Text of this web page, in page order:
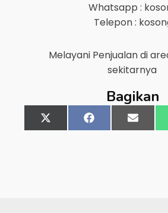
Whatsapp :
Telepon :
Melayani Penjualan di
sekitarnya
Bagikan
Share
on
X
(Twitter)
Share
on
FacebookShare
on
Email